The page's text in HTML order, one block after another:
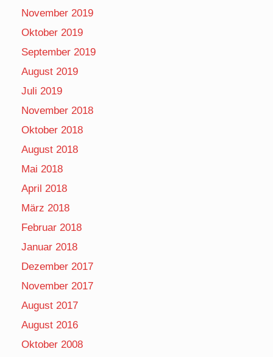
November 2019
Oktober 2019
September 2019
August 2019
Juli 2019
November 2018
Oktober 2018
August 2018
Mai 2018
April 2018
März 2018
Februar 2018
Januar 2018
Dezember 2017
November 2017
August 2017
August 2016
Oktober 2008